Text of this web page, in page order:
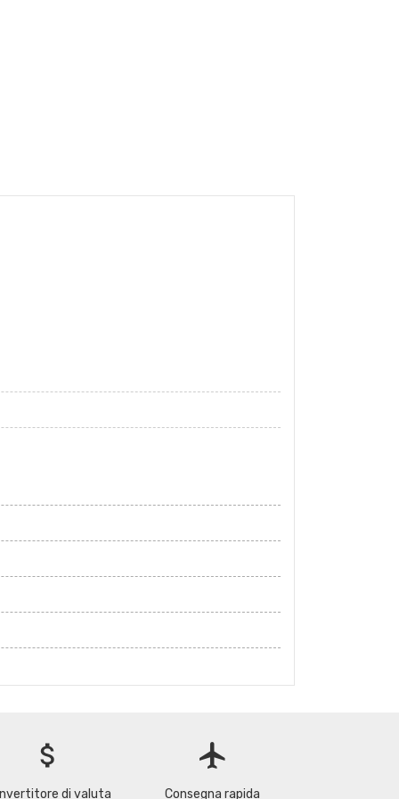
attach_money
di valuta
flight
Consegna rapida